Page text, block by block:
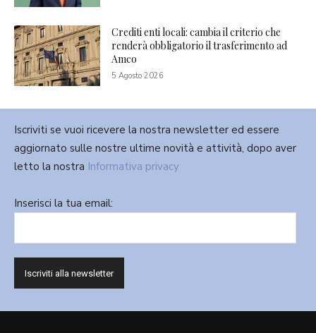
Crediti enti locali: cambia il criterio che
renderà obbligatorio il trasferimento ad
Amco
5 Agosto 2026
Iscriviti se vuoi ricevere la nostra newsletter ed essere
aggiornato sulle nostre ultime novità e attività, dopo aver
letto la nostra Informativa privacy
Inserisci la tua email: